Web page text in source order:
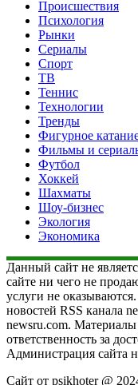
Происшествия
Психология
Рынки
Сериалы
Спорт
ТВ
Теннис
Технологии
Тренды
Фигурное
Фильмы и
Футбол
Хоккей
Шахматы
Шоу-бизнес
Экология
Экономика
Данный сайт не
сайте ни чего не
услуги не
новостей RSS канала
newsru.com.
ответственность за
Администрация сайта
Сайт от psikhoter @